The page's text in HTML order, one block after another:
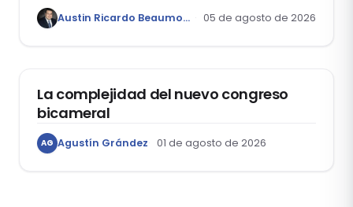
Austin Ricardo Beaumont Rivera 05 de agosto de 2026
La complejidad del nuevo congreso
bicameral
AG Agustín Grández 01 de agosto de 2026